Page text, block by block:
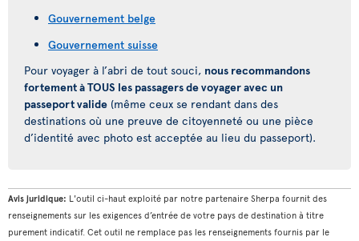
Gouvernement belge
Gouvernement suisse
Pour voyager à l’abri de tout souci, nous recommandons
fortement à TOUS les passagers de voyager avec un
passeport valide (même ceux se rendant dans des
destinations où une preuve de citoyenneté ou une pièce
d’identité avec photo est acceptée au lieu du passeport).
Avis juridique: L'outil ci-haut exploité par notre partenaire Sherpa fournit des
renseignements sur les exigences d’entrée de votre pays de destination à titre
purement indicatif. Cet outil ne remplace pas les renseignements fournis par le